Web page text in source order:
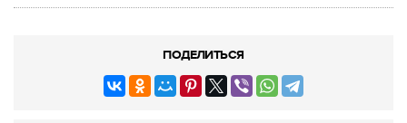
ПОДЕЛИТЬСЯ